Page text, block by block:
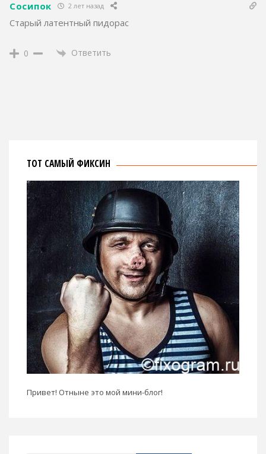
Сосипок 2 лет назад
Старый латентный пидорас
0 Ответить
ТОТ САМЫЙ ФИКСИН
Привет! Отныне это мой мини-блог!